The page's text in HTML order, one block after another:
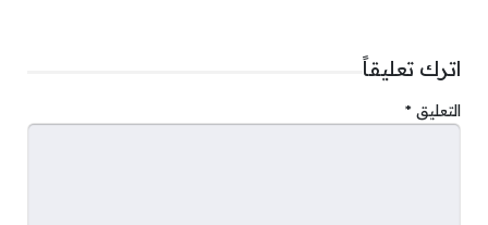
اترك تعليقاً
التعليق *